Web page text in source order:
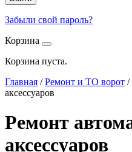
Забыли свой пароль?
Корзина
Корзина пуста.
Главная /Ремонт и ТО ворот /
аксессуаров
Ремонт
аксессуаров